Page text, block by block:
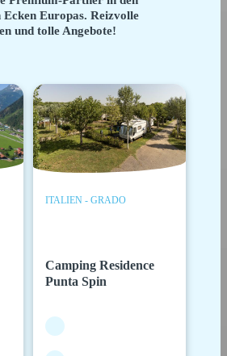
Ecken Europas. Reizvolle
und tolle Angebote!
ITALIEN - GRADO
Camping Residence
Punta Spin